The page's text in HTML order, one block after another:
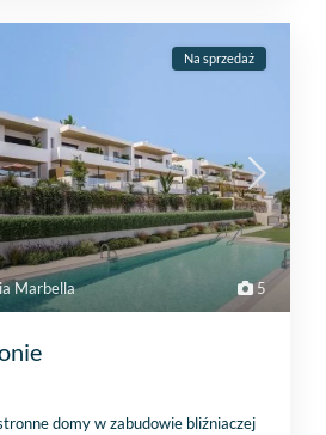
5
Marbella
Na sprzedaż
domy w zabudowie bliźniaczej